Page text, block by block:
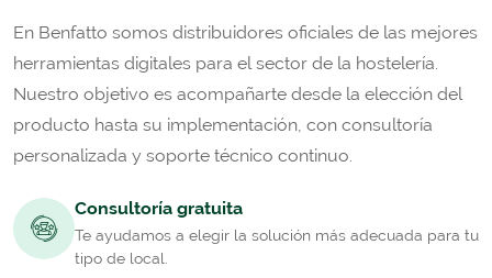
En Benfatto somos distribuidores oficiales de las mejores
herramientas digitales para el sector de la hostelería.
Nuestro objetivo es acompañarte desde la elección del
producto hasta su implementación, con consultoría
personalizada y soporte técnico continuo.
Consultoría gratuita
Te ayudamos a elegir la solución más adecuada para tu
tipo de local.